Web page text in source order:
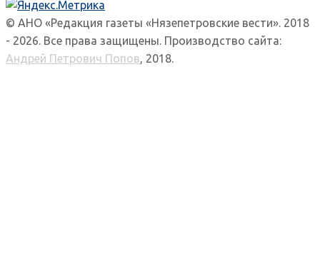
© АНО «Редакция газеты «Нязепетровские вести». 2018
- 2026. Все права защищены. Производство сайта:
Андрей Петрович Попов, 2018.